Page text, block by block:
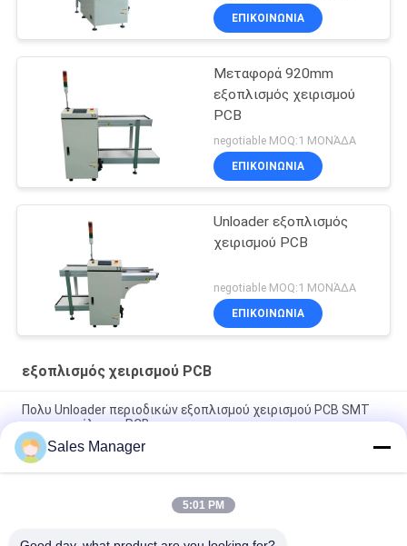
ΕΠΙΚΟΙΝΩΝΊΑ
Μεταφορά 920mm
εξοπλισμός χειρισμού
PCB
negotiable MOQ:1 ΜΟΝΆΔΑ
ΕΠΙΚΟΙΝΩΝΊΑ
Unloader εξοπλισμός
χειρισμού PCB
negotiable MOQ:1 ΜΟΝΆΔΑ
ΕΠΙΚΟΙΝΩΝΊΑ
εξοπλισμός χειρισμού PCB
Πολυ Unloader περιοδικών εξοπλισμού χειρισμού PCB SMT
για τη συνέλευση PCB
Πολυ Unloader SMT περιοδικών PCB εξοπλισμός που
ελέγχεται από Omron PLC
Υψηλός φορτωτής 460C PCB εξοπλισμού χειρισμού PCB
Sales Manager
5:01 PM